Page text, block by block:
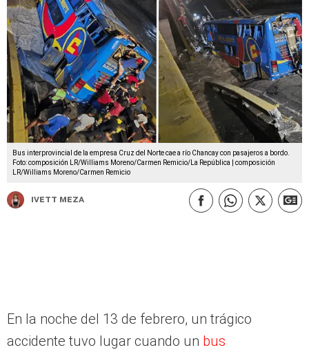
Bus interprovincial de la empresa Cruz del Norte cae a río Chancay con pasajeros a bordo.
Foto: composición LR/Williams Moreno/Carmen Remicio/La República | composición
LR/Williams Moreno/Carmen Remicio
Ivett Meza
En la noche del 13 de febrero, un trágico
accidente tuvo lugar cuando un bus